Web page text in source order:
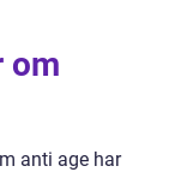
om
anti age har